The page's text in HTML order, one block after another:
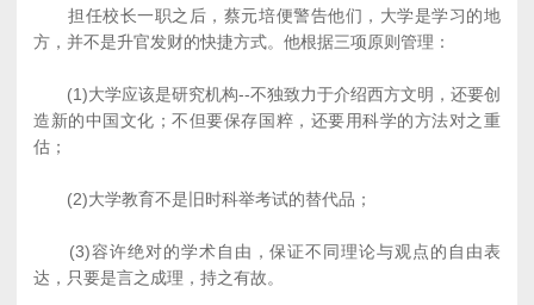
担任校长一职之后，蔡元培便警告他们，大学是学习的地
方，并不是升官发财的快捷方式。他根据三项原则管理：
(1)大学应该是研究机构--不独致力于介绍西方文明，还要创
造新的中国文化；不但要保存国粹，还要用科学的方法对之重
估；
(2)大学教育不是旧时科举考试的替代品；
(3)容许绝对的学术自由，保证不同理论与观点的自由表
达，只要是言之成理，持之有故。